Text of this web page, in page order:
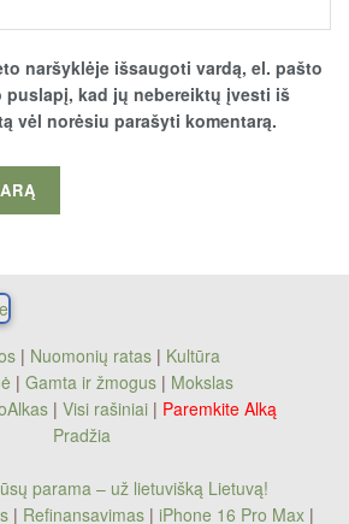
naršyklėje išsaugoti vardą, el. pašto
puslapį, kad jų nebereiktų įvesti iš
vėl norėsiu parašyti komentarą.
| Nuomonių ratas| Kultūra
| Gamta ir žmogus | Mokslas
| Visi rašiniai | Paremkite Alką
Pradžia
| Refinansavimas| iPhone 16 Pro Max|